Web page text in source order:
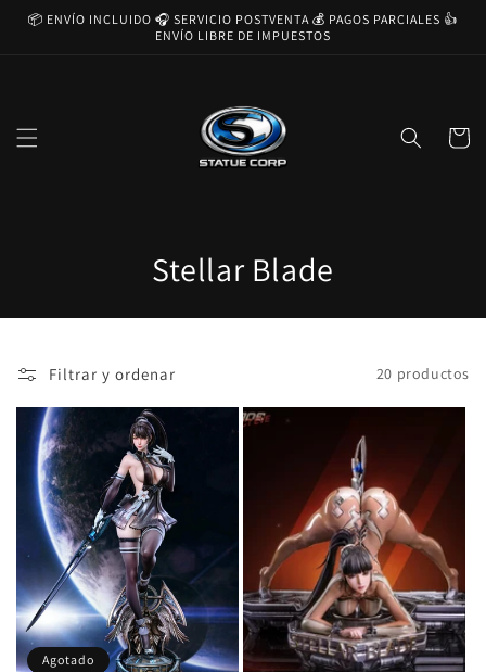
directamente
📦 ENVÍO INCLUIDO 🎧 SERVICIO POSTVENTA 💰 PAGOS PARCIALES 👍
ENVÍO LIBRE DE IMPUESTOS
Carrito
C
o
e
c
c
i
ó
n
:
Stellar Blade
Filtrar y ordenar 20 productos
Agotado